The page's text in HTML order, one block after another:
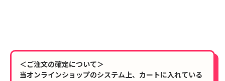
＜ご注文の確定について＞
当オンラインショップのシステム上、カートに入れている